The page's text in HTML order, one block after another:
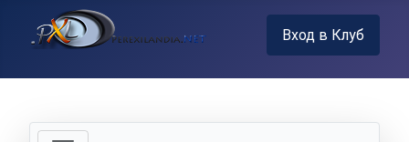
Вход в Клуб